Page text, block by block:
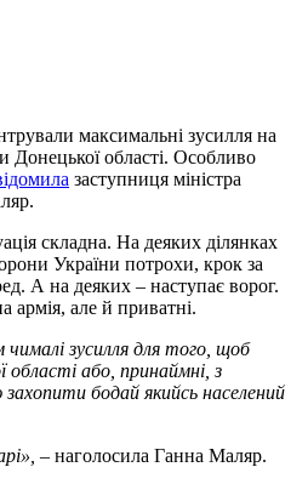
максимальні зусилля на
області. Особливо
заступниця міністра
складна. На деяких ділянках
України потрохи, крок за
А на деяких – наступає ворог.
армія, але й приватні.
зусилля для того, щоб
області або, принаймні, з
бодай якийсь населений
– наголосила Ганна Маляр.